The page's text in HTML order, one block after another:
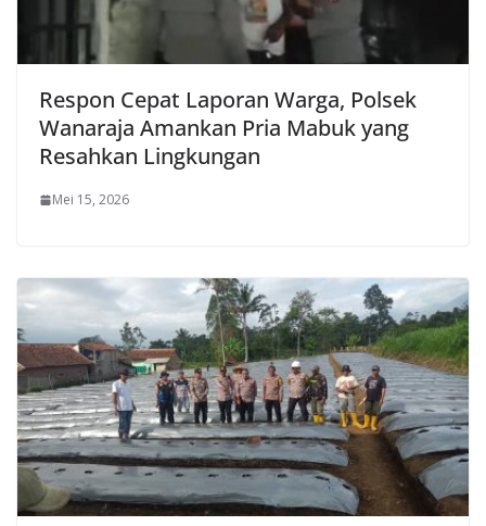
Respon Cepat Laporan Warga, Polsek
Wanaraja Amankan Pria Mabuk yang
Resahkan Lingkungan
Mei 15, 2026